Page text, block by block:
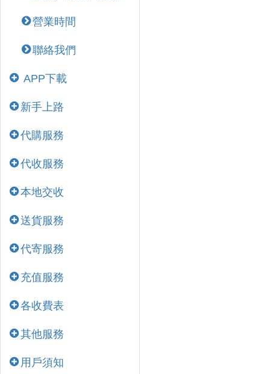
營業時間
聯絡我們
APP下載
新手上路
代購服務
代收服務
本地交收
送貨服務
代寄服務
充值服務
各收費表
其他服務
用戶須知